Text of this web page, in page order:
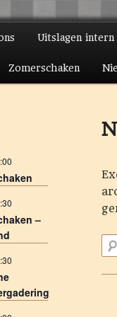
primaire inhoud
secundaire inhoud
Uitslagen intern
Zomerschaken
–